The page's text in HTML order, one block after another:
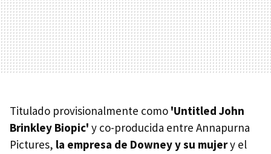
Titulado provisionalmente como 'Untitled John
Brinkley Biopic' y co-producida entre Annapurna
Pictures, la empresa de Downey y su mujery el